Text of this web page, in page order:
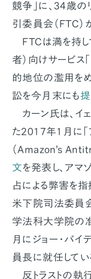
競争」に、34歳
引委員会（FTC）
FTCは満を持し
者）向けサービス
的地位の濫用をめ
訟を今月末にも
カーン氏は、イ
た2017年1月に「
（Amazon’s
文を発表し、ア
占による弊害を
米下院司法委員
学法科大学院の
月にジョー・バ
員長に就任してい
反トラストの執